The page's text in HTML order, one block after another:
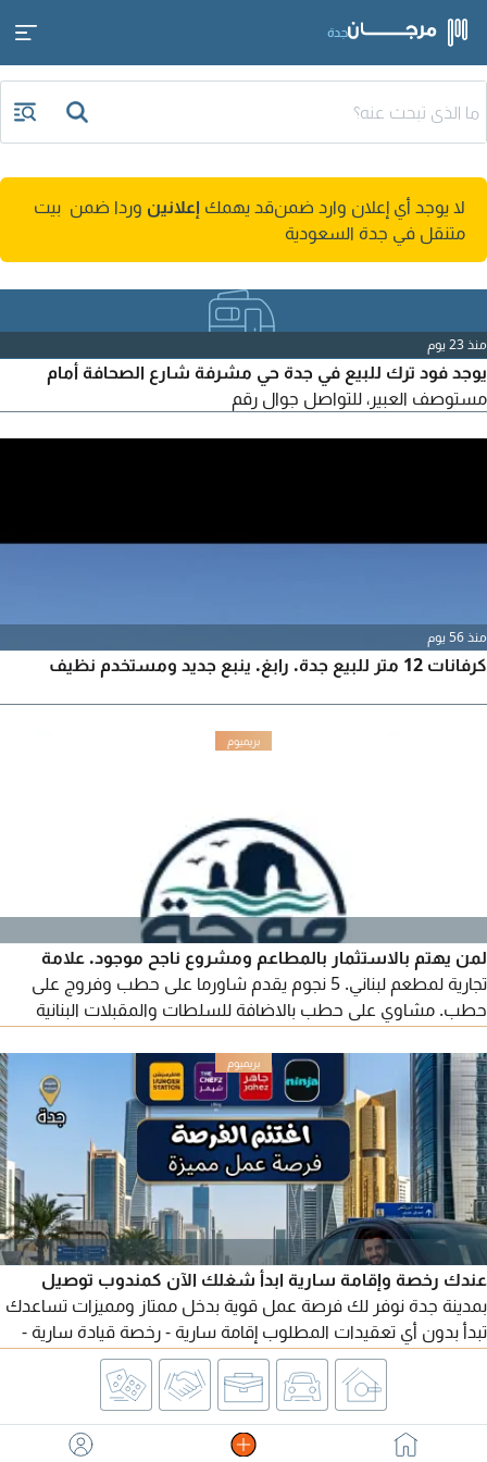
جدة
لا يوجد أي إعلان وارد ضمنقد يهمك إعلانين وردا ضمن بيت
متنقل في جدة السعودية
منذ 23 يوم
يوجد فود ترك للبيع في جدة حي مشرفة شارع الصحافة أمام
مستوصف العبير، للتواصل جوال رقم
منذ 56 يوم
كرفانات 12 متر للبيع جدة. رابغ. ينبع جديد ومستخدم نظيف
لمن يهتم بالاستثمار بالمطاعم ومشروع ناجح موجود. علامة
تجارية لمطعم لبناني. 5 نجوم يقدم شاورما على حطب وفروج على
حطب. مشاوي على حطب بالاضافة للسلطات والمقبلات البنانية
الجدوى والهوية البصرية (للجادين فقط)
عندك رخصة وإقامة سارية ابدأ شغلك الآن كمندوب توصيل
بمدينة جدة نوفر لك فرصة عمل قوية بدخل ممتاز ومميزات تساعدك
تبدأ بدون أي تعقيدات المطلوب إقامة سارية - رخصة قيادة سارية -
السيارة والبنزين علينا بالكامل أو سيارتك الشخصية التسجيل متاح يوميا